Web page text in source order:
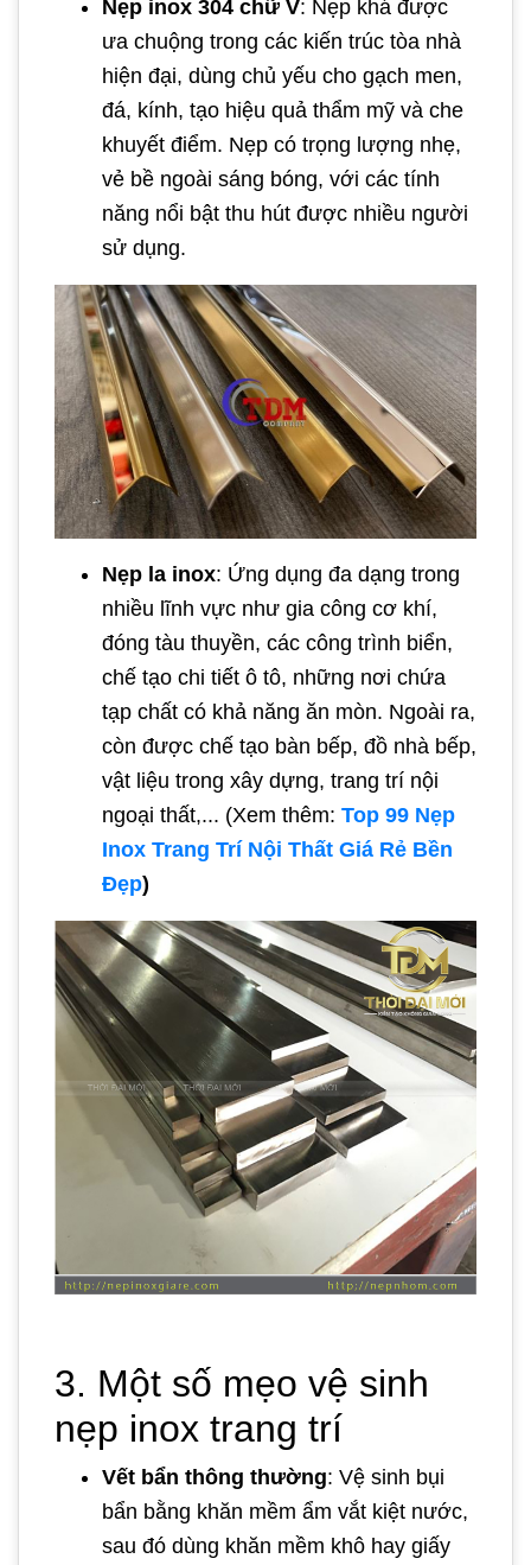
Nẹp inox 304 chữ V: Nẹp khá được
ưa chuộng trong các kiến trúc tòa nhà
hiện đại, dùng chủ yếu cho gạch men,
đá, kính, tạo hiệu quả thẩm mỹ và che
khuyết điểm. Nẹp có trọng lượng nhẹ,
vẻ bề ngoài sáng bóng, với các tính
năng nổi bật thu hút được nhiều người
sử dụng.
Nẹp la inox: Ứng dụng đa dạng trong
nhiều lĩnh vực như gia công cơ khí,
đóng tàu thuyền, các công trình biển,
chế tạo chi tiết ô tô, những nơi chứa
tạp chất có khả năng ăn mòn. Ngoài ra,
còn được chế tạo bàn bếp, đồ nhà bếp,
vật liệu trong xây dựng, trang trí nội
ngoại thất,... (Xem thêm: Top 99 Nẹp
Inox Trang Trí Nội Thất Giá Rẻ Bền
Đẹp)
3. Một số mẹo vệ sinh
nẹp inox trang trí
Vết bẩn thông thường: Vệ sinh bụi
bẩn bằng khăn mềm ẩm vắt kiệt nước,
sau đó dùng khăn mềm khô hay giấy